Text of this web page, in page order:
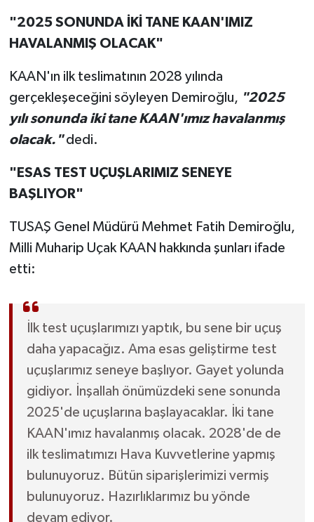
"2025 SONUNDA İKİ TANE KAAN'IMIZ
HAVALANMIŞ OLACAK"
KAAN'ın ilk teslimatının 2028 yılında
gerçekleşeceğini söyleyen Demiroğlu, "2025
yılı sonunda iki tane KAAN'ımız havalanmış
olacak."dedi.
"ESAS TEST UÇUŞLARIMIZ SENEYE
BAŞLIYOR"
TUSAŞ Genel Müdürü Mehmet Fatih Demiroğlu,
Milli Muharip Uçak KAAN hakkında şunları ifade
etti:
İlk test uçuşlarımızı yaptık, bu sene bir uçuş
daha yapacağız. Ama esas geliştirme test
uçuşlarımız seneye başlıyor. Gayet yolunda
gidiyor. İnşallah önümüzdeki sene sonunda
2025'de uçuşlarına başlayacaklar. İki tane
KAAN'ımız havalanmış olacak. 2028'de de
ilk teslimatımızı Hava Kuvvetlerine yapmış
bulunuyoruz. Bütün siparişlerimizi vermiş
bulunuyoruz. Hazırlıklarımız bu yönde
devam ediyor.